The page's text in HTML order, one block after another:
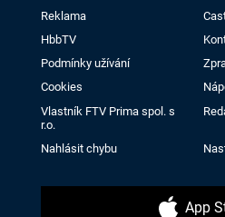
Reklama
HbbTV
Podmínky užívání
Cookies
Vlastník FTV Prima spol. s
r.o.
Nahlásit chybu
App